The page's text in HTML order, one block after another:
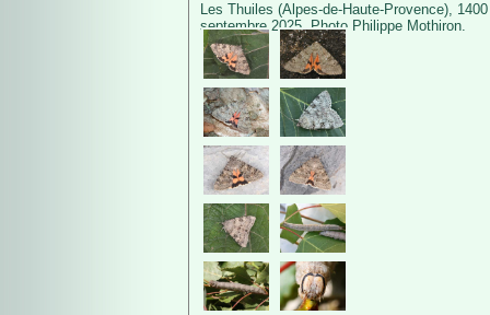
Les Thuiles (Alpes-de-Haute-Provence),
septembre 2025. Photo Philippe Mothiron.